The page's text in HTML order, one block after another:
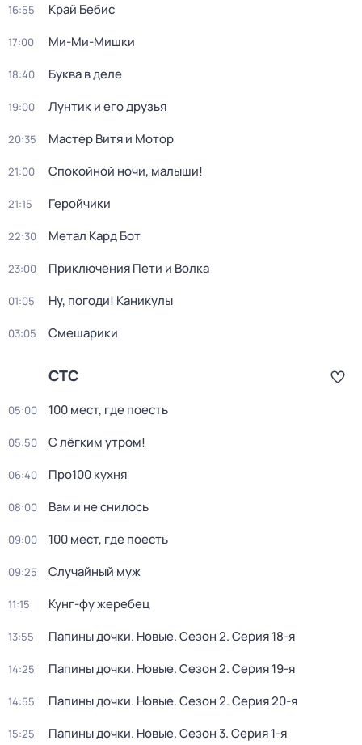
16:55 Край Бебис
17:00 Ми-Ми-Мишки
18:40 Буква в деле
19:00 Лунтик и его друзья
20:35 Мастер Витя и Мотор
21:00 Спокойной ночи, малыши!
21:15 Геройчики
22:30 Метал Кард Бот
23:00 Приключения Пети и Волка
01:05 Ну, погоди! Каникулы
03:05 Смешарики
СТС
05:00 100 мест, где поесть
05:50 С лёгким утром!
06:40 Про100 кухня
08:00 Вaм и не снилоcь
09:00 100 мест, где поесть
09:25 Случайный муж
11:15 Кунг-фу жеребец
13:55 Папины дочки. Новые. Сезон 2. Серия 18-я
14:25 Папины дочки. Новые. Сезон 2. Серия 19-я
14:55 Папины дочки. Новые. Сезон 2. Серия 20-я
15:25 Папины дочки. Новые. Сезон 3. Серия 1-я